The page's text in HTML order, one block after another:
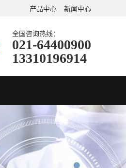
产品中心 新闻中心
全国咨询热线：
021-64400900
13310196914